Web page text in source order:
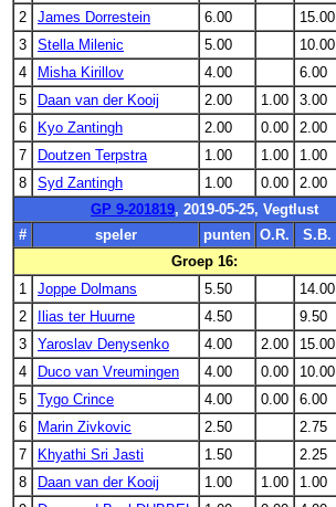
2
James Dorrestein 6.00 15.00
3
Stella Milenic 5.00 10.00
4
Misha Kirillov 4.00 6.00
5
Daan van der Kooij 2.00 1.00 3.00
6
Kyo Zantingh 2.00 0.00 2.00
7
Doutzen Terpstra 1.00 1.00 1.00
8
Syd Zantingh 1.00 0.00 2.00
GP 9-201819, 2019-05-25, Vegtlust
#
speler punten O.R. S.B.
Groep 16:
1
Joppe Dolmans 5.50 14.00
2
Ilias ter Huurne 4.50 9.50
3
Yaroslav Denysenko 4.00 2.00 15.00
4
Duco van Vreumingen 4.00 0.00 10.00
5
Tygo Crince 4.00 0.00 6.00
6
Marin Zivkovic 2.50 2.75
7
Khyathi Sri Jasti 1.50 2.25
8
Daan van der Kooij 1.00 1.00 1.00